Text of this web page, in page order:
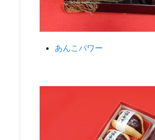
あんこパワー
Saturday D」
29日(土) 11:00〜12:00
saturdayd/
や、酒井雄二、北山陽一のコメントがオンエア！